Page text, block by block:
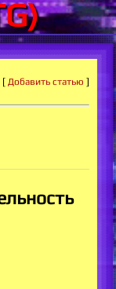
[ Добавить статью ]